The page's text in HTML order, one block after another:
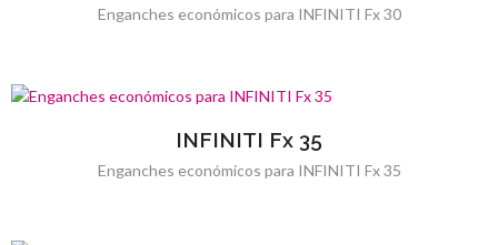
Enganches económicos para INFINITI Fx 30
INFINITI Fx 35
Enganches económicos para INFINITI Fx 35